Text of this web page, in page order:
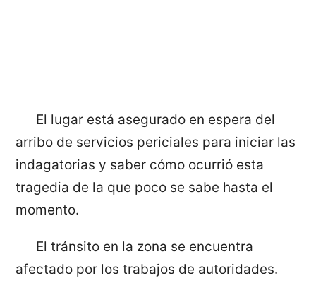
El lugar está asegurado en espera del
arribo de servicios periciales para iniciar las
indagatorias y saber cómo ocurrió esta
tragedia de la que poco se sabe hasta el
momento.
El tránsito en la zona se encuentra
afectado por los trabajos de autoridades.